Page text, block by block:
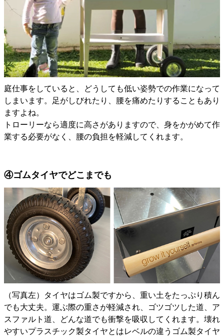
庭仕事をしていると、どうしても低い姿勢での作業になって
しまいます。足がしびれたり、腰を痛めたりすることもあり
ますよね。
トローリーなら適度に高さがありますので、身をかがめて作
業する必要がなく、腰の負担を軽減してくれます。
④ゴムタイヤでどこまでも
（写真左）タイヤはゴム製ですから、重い土をたっぷり積ん
でも大丈夫。運ぶ際の重さが軽減され、ゴツゴツした道、ア
スファルト道、どんな道でも衝撃を吸収してくれます。壊れ
やすいプラスチック製タイヤとはレベルの違うゴム製タイヤ